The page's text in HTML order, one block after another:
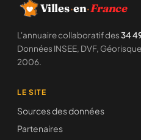
Villes·en·France
L'annuaire collaboratif des34
Données INSEE, DVF,
2006.
LE SITE
Sources des données
Partenaires